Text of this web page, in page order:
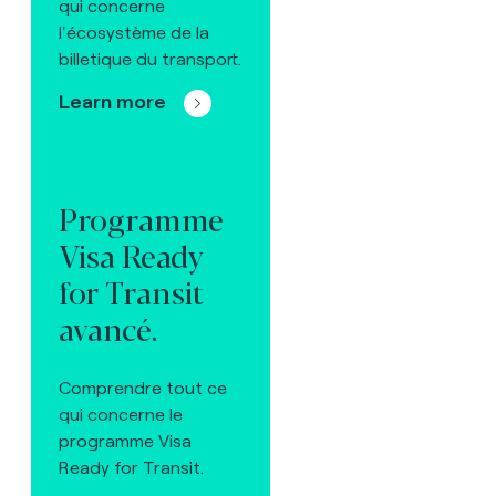
qui concerne
l'écosystème de la
billetique du transport.
Learn more
Programme
Visa Ready
for Transit
avancé.
Comprendre tout ce
qui concerne le
programme Visa
Ready for Transit.